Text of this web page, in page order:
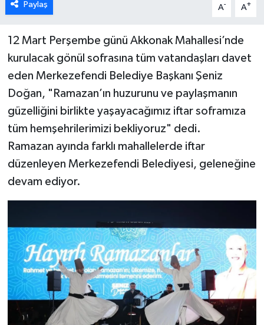
Paylaş A- A+
12 Mart Perşembe günü Akkonak Mahallesi’nde
kurulacak gönül sofrasına tüm vatandaşları davet
eden Merkezefendi Belediye Başkanı Şeniz
Doğan, "Ramazan’ın huzurunu ve paylaşmanın
güzelliğini birlikte yaşayacağımız iftar soframıza
tüm hemşehrilerimizi bekliyoruz" dedi.
Ramazan ayında farklı mahallelerde iftar
düzenleyen Merkezefendi Belediyesi, geleneğine
devam ediyor.